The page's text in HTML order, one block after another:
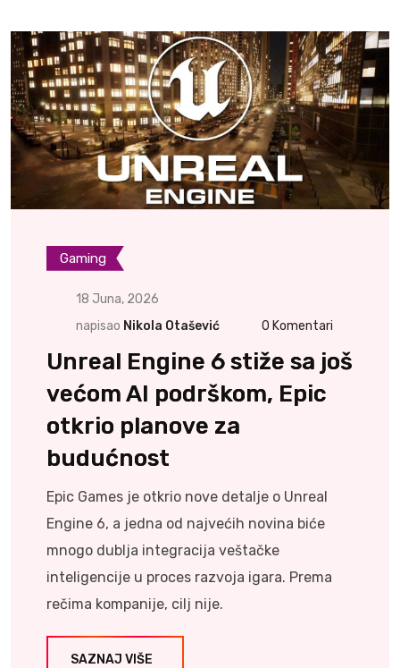
Gaming
18 Juna, 2026
napisao Nikola Otašević 0 Komentari
Unreal Engine 6 stiže sa još
većom AI podrškom, Epic
otkrio planove za
budućnost
Epic Games je otkrio nove detalje o Unreal
Engine 6, a jedna od najvećih novina biće
mnogo dublja integracija veštačke
inteligencije u proces razvoja igara. Prema
rečima kompanije, cilj nije.
SAZNAJ VIŠE